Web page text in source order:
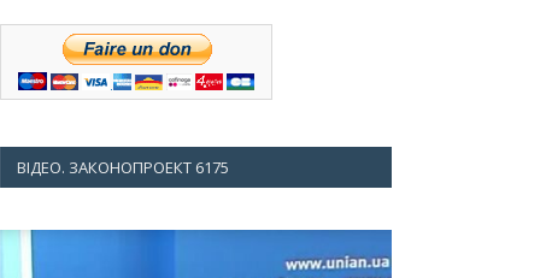
ВІДЕО. ЗАКОНОПРОЕКТ 6175